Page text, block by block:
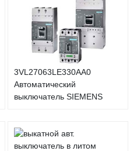
3VL27063LE330AA0
Автоматический
выключатель SIEMENS